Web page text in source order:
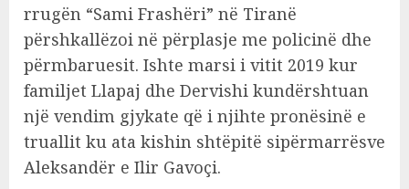
rrugën “Sami Frashëri” në Tiranë
përshkallëzoi në përplasje me policinë dhe
përmbaruesit. Ishte marsi i vitit 2019 kur
familjet Llapaj dhe Dervishi kundërshtuan
një vendim gjykate që i njihte pronësinë e
truallit ku ata kishin shtëpitë sipërmarrësve
Aleksandër e Ilir Gavoçi.